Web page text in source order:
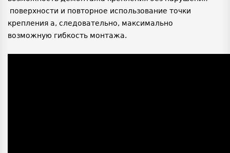
поверхности и повторное использование точки
крепления а, следовательно, максимально
возможную гибкость монтажа.